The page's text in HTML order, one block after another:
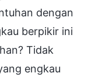
dengan
berpikir ini
Tidak
engkau